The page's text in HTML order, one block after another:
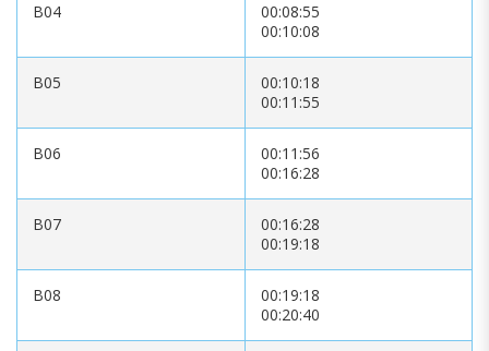
B04
00:08:55
00:10:08
B05
00:10:18
00:11:55
B06
00:11:56
00:16:28
B07
00:16:28
00:19:18
B08
00:19:18
00:20:40